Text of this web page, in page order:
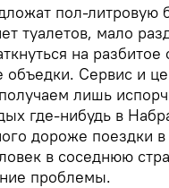
пол-литровую
туалетов, мало
на разбитое
объедки. Сервис и
лишь
где-нибудь в
дороже поездки
в соседнюю
проблемы.